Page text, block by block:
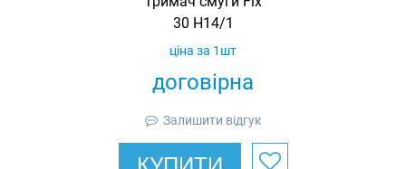
30 H14/1
договірна
ціна за 1шт
Залишити відгук